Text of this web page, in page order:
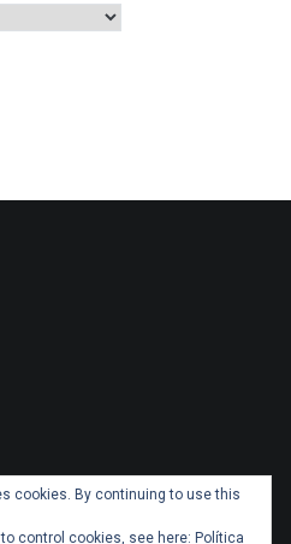
cookies. By continuing to use this
control cookies, see here: Política